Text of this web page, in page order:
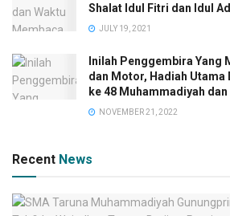
Shalat Idul Fitri dan Idul
JULY 19, 2021
Inilah Penggembira Yang
dan Motor, Hadiah
ke 48 Muhammadiyah
NOVEMBER 21, 2022
Recent News